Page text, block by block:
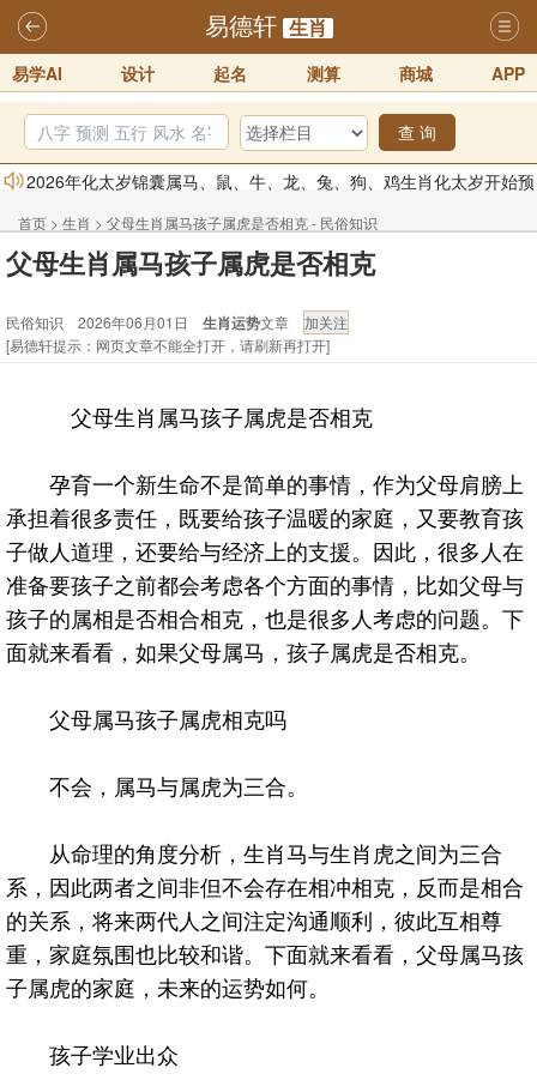
易德轩 生肖
易学AI 设计 起名 测算 商城 APP
查 询
2026年化太岁锦囊属马、鼠、牛、龙、兔、狗、鸡生肖化太岁开始预
订！！
2025-10-01
2026丙午年铁笔居士精批年运说明
2025-10-12
易德轩通告：本网站易德轩商标及LOGO注册声明
易德轩易学ai，ai批八字紫微命理相学，ai智能体客服系统开通，欢迎
易德轩网重构及升能完成，欢迎大家来体验新程序及感觉！！
2025-07-01
首页 > 生肖 > 父母生肖属马孩子属虎是否相克 - 民俗知识
父母生肖属马孩子属虎是否相克
民俗知识 2026年06月01日 生肖运势文章
[易德轩提示：网页文章不能全打开，请刷新再打开]
父母生肖属马孩子属虎是否相克
孕育一个新生命不是简单的事情，作为父母肩膀上
承担着很多责任，既要给孩子温暖的家庭，又要教育孩
子做人道理，还要给与经济上的支援。因此，很多人在
准备要孩子之前都会考虑各个方面的事情，比如父母与
孩子的属相是否相合相克，也是很多人考虑的问题。下
面就来看看，如果父母属马，孩子属虎是否相克。
父母属马孩子属虎相克吗
不会，属马与属虎为三合。
从命理的角度分析，生肖马与生肖虎之间为三合
系，因此两者之间非但不会存在相冲相克，反而是相合
的关系，将来两代人之间注定沟通顺利，彼此互相尊
重，家庭氛围也比较和谐。下面就来看看，父母属马孩
子属虎的家庭，未来的运势如何。
孩子学业出众